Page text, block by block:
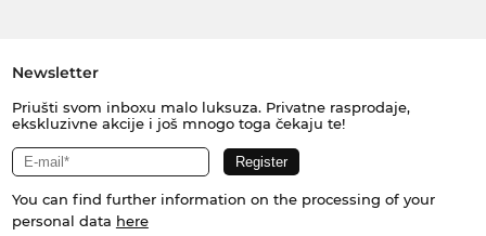
Newsletter
Priušti svom inboxu malo luksuza. Privatne rasprodaje,
ekskluzivne akcije i još mnogo toga čekaju te!
You can find further information on the processing of your
personal data here